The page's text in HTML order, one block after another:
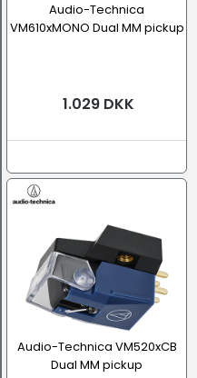
Audio-Technica
VM610xMONO Dual MM pickup
1.029 DKK
Audio-Technica VM520xCB
Dual MM pickup